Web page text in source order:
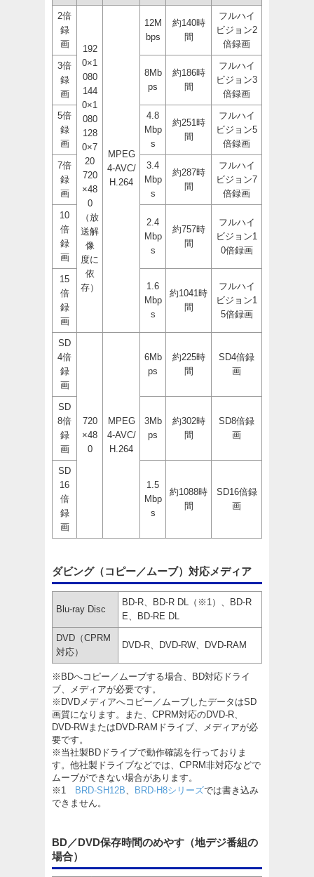
2倍
録
画
192
0×1
080
144
0×1
080
128
0×7
20
720
×48
0
（放
送解
像
度に
依
存）
MPEG
4-AVC/
H.264
12M
bps
約140時
間
フルハイ
ビジョン2
倍録画
3倍
録
画
8Mb
ps
約186時
間
フルハイ
ビジョン3
倍録画
5倍
録
画
4.8
Mbp
s
約251時
間
フルハイ
ビジョン5
倍録画
7倍
録
画
3.4
Mbp
s
約287時
間
フルハイ
ビジョン7
倍録画
10
倍
録
画
2.4
Mbp
s
約757時
間
フルハイ
ビジョン1
0倍録画
15
倍
録
画
1.6
Mbp
s
約1041時
間
フルハイ
ビジョン1
5倍録画
SD
4倍
録
画
720
×48
0
MPEG
4-AVC/
H.264
6Mb
ps
約225時
間
SD4倍録
画
SD
8倍
録
画
3Mb
ps
約302時
間
SD8倍録
画
SD
16
倍
録
画
1.5
Mbp
s
約1088時
間
SD16倍録
画
ダビング（コピー／ムーブ）対応メディア
Blu-ray Disc
BD-R、BD-R DL（※1）、BD-R
E、BD-RE DL
DVD（CPRM
対応）
DVD-R、DVD-RW、DVD-RAM
※BDへコピー／ムーブする場合、BD対応ドライ
ブ、メディアが必要です。
※DVDメディアへコピー／ムーブしたデータはSD
画質になります。また、CPRM対応のDVD-R、
DVD-RWまたはDVD-RAMドライブ、メディアが必
要です。
※当社製BDドライブで動作確認を行っておりま
す。他社製ドライブなどでは、CPRM非対応などで
ムーブができない場合があります。
※1 BRD-SH12B BRD-H8シリーズでは書き込み
できません。
BD／DVD保存時間のめやす（地デジ番組の
場合）